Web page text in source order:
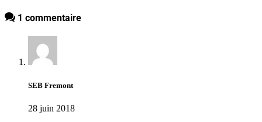
1 commentaire
SEB Fremont
28 juin 2018